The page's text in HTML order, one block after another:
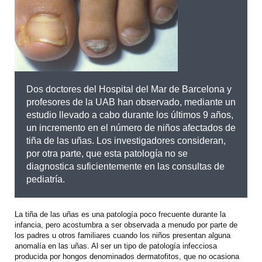
English Català
BUSCAR
Dos doctores del Hospital del Mar de Barcelona y
profesores de la UAB han observado, mediante un
estudio llevado a cabo durante los últimos 9 años,
un incremento en el número de niños afectados de
tiña de las uñas. Los investigadores consideran,
por otra parte, que esta patología no se
diagnostica suficientemente en las consultas de
pediatría.
La tiña de las uñas es una patología poco frecuente durante la
infancia, pero acostumbra a ser observada a menudo por parte de
los padres u otros familiares cuando los niños presentan alguna
anomalía en las uñas. Al ser un tipo de patología infecciosa
producida por hongos denominados dermatofitos, que no ocasiona